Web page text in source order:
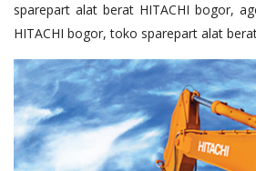
sparepart alat berat HITACHI bogor,
HITACHI bogor, toko sparepart alat